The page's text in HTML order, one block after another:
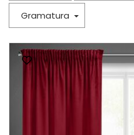
Gramatura